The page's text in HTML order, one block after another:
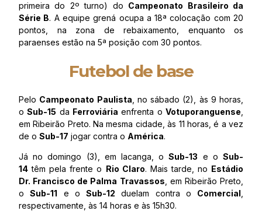
primeira do 2º turno) do Campeonato Brasileiro da
Série B. A equipe grená ocupa a 18ª colocação com 20
pontos, na zona de rebaixamento, enquanto os
paraenses estão na 5ª posição com 30 pontos.
Futebol de base
Pelo Campeonato Paulista , no sábado (2), às 9 horas,
oSub-15 da Ferroviária enfrenta oVotuporanguense
em Ribeirão Preto. Na mesma cidade, às 11 horas, é a vez
de o Sub-17 jogar contra o América.
Já no domingo (3), em Iacanga, oSub-13 e oSub-
14 têm pela frente o Rio Claro. Mais tarde, no Estádio
Dr. Francisco de Palma Travassos , em Ribeirão Preto,
oSub-11 e o Sub-12 duelam contra o Comercial
respectivamente, às 14 horas e às 15h30.